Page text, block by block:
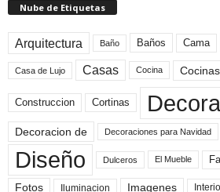
Nube de Etiquetas
Arquitectura Baño Baños Cama
Casa de Lujo Casas Cocina Cocinas
Construccion Cortinas
Decoracion de Decoraciones para Navidad
Diseño Dulceros El Mueble
Fotos Iluminacion Imagenes